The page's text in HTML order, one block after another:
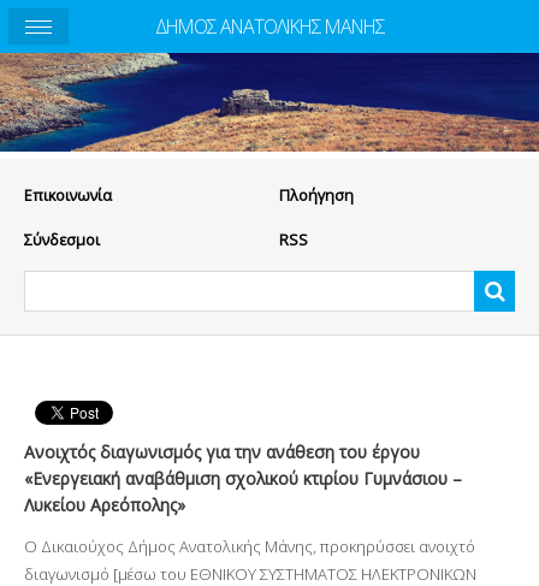
Eπικοινωνία Πλοήγηση
Σύνδεσμοι RSS
Ανοιχτός διαγωνισμός για την ανάθεση του έργου
«Ενεργειακή αναβάθμιση σχολικού κτιρίου Γυμνάσιου –
Λυκείου Αρεόπολης»
Ο Δικαιούχος Δήμος Ανατολικής Μάνης, προκηρύσσει ανοιχτό
διαγωνισμό [μέσω του ΕΘΝΙΚΟΥ ΣΥΣΤΗΜΑΤΟΣ ΗΛΕΚΤΡΟΝΙΚΩΝ
ΔΗΜΟΣ ΑΝΑΤΟΛΙΚΗΣ ΜΑΝΗΣ